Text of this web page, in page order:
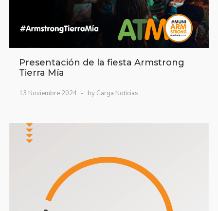
Presentación de la fiesta Armstrong
Tierra Mía
13 Noviembre 2024 by Carga Noticias